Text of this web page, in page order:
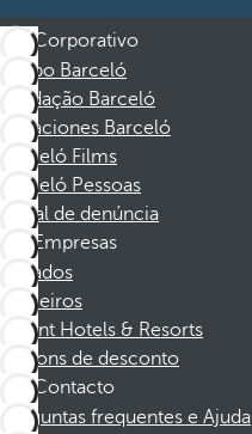
Corporativo
Grupo Barceló
Fundação Barceló
Vacaciones Barceló
Barceló Films
Barceló Pessoas
Canal de denúncia
Empresas
Afiliados
Parceiros
Dorint Hotels & Resorts
Cupons de desconto
Contacto
Perguntas frequentes e Ajuda